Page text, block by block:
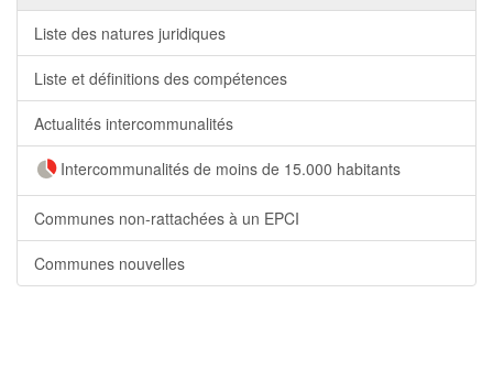
Liste des natures juridiques
Liste et définitions des compétences
Actualités intercommunalités
Intercommunalités de moins de 15.000 habitants
Communes non-rattachées à un EPCI
Communes nouvelles